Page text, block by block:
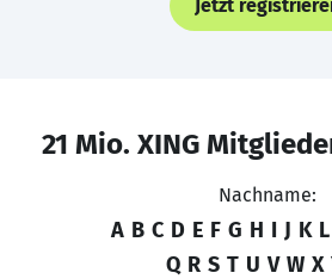
Jetzt
21 Mio. XING
Nachname:
A B C D E F G H I J K L
Q R S T U V W X